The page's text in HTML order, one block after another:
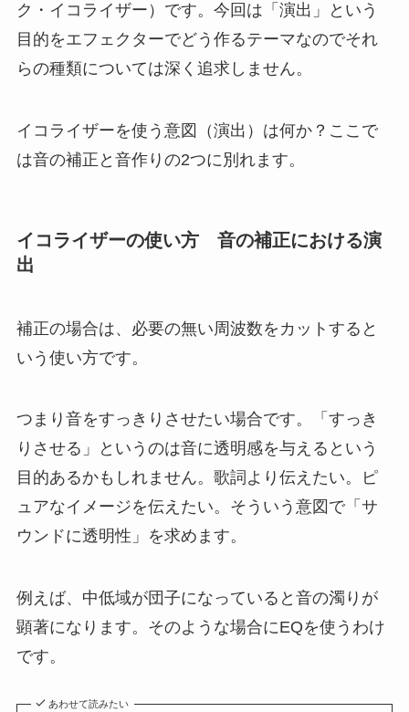
ク・イコライザー）です。今回は「演出」という
目的をエフェクターでどう作るテーマなのでそれ
らの種類については深く追求しません。
イコライザーを使う意図（演出）は何か？ここで
は音の補正と音作りの2つに別れます。
イコライザーの使い方 音の補正における演
出
補正の場合は、必要の無い周波数をカットすると
いう使い方です。
つまり音をすっきりさせたい場合です。「すっき
りさせる」というのは音に透明感を与えるという
目的あるかもしれません。歌詞より伝えたい。ピ
ュアなイメージを伝えたい。そういう意図で「サ
ウンドに透明性」を求めます。
例えば、中低域が団子になっていると音の濁りが
顕著になります。そのような場合にEQを使うわけ
です。
あわせて読みたい